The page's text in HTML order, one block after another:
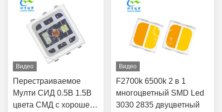
для сценического
освещения
Видео
Перестраиваемое
Мулти СИД 0.5В 1.5В
цвета СМД с хорошей
Видео
F2700k 6500k 2 в 1
многоцветный SMD Led
3030 2835 двуцветный